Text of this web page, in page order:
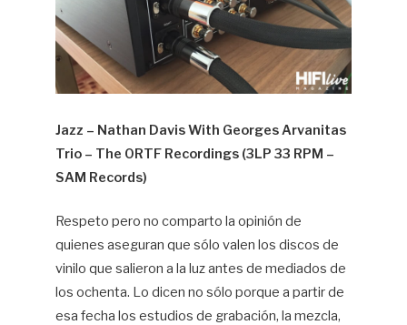
Jazz – Nathan Davis With Georges Arvanitas
Trio – The ORTF Recordings (3LP 33 RPM –
SAM Records)
Respeto pero no comparto la opinión de
quienes aseguran que sólo valen los discos de
vinilo que salieron a la luz antes de mediados de
los ochenta. Lo dicen no sólo porque a partir de
esa fecha los estudios de grabación, la mezcla,